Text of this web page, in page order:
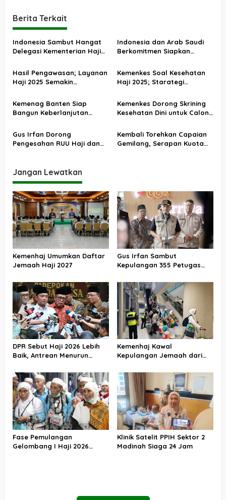
a
s
i
o
s
Berita Terkait
Indonesia Sambut Hangat
Delegasi Kementerian Haji
Indonesia dan Arab Saudi
Berkomitmen Siapkan
Hasil Pengawasan; Layanan
Haji 2025 Semakin
Kemenkes Soal Kesehatan
Haji 2025; Starategi
Kemenag Banten Siap
Bangun Keberlanjutan
Tingkatkan Kualitas
Pelayanan Haji
Kemenkes Dorong Skrining
Kesehatan Dini untuk Calon
Gus Irfan Dorong
Pengesahan RUU Haji dan
Kembali Torehkan Capaian
Gemilang, Serapan Kuota
Jangan Lewatkan
Kemenhaj Umumkan Daftar
Jemaah Haji 2027
Gus Irfan Sambut
Kepulangan 355 Petugas
DPR Sebut Haji 2026 Lebih
Baik, Antrean Menurun
Kemenhaj Kawal
Kepulangan Jemaah dari
Akan Didistribusikan di
Tanah Air
Fase Pemulangan
Gelombang I Haji 2026
Klinik Satelit PPIH Sektor 2
Madinah Siaga 24 Jam